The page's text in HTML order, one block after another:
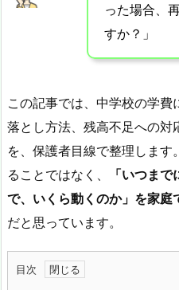
った場合、
すか？」
この記事では、中学校の学費
落とし方法、残高不足への対
を、保護者目線で整理しま
ることではなく、
「いつま
で、いくら動くのか」を家庭
だと思っています。
目次